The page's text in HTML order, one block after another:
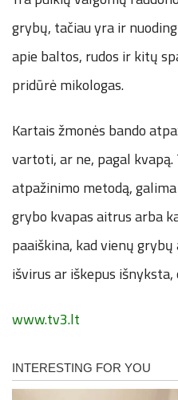
grybų, tačiau yra ir
apie baltos, rudos ir kitų
pridūrė mikologas.
Kartais žmonės bando
vartoti, ar ne, pagal
atpažinimo metodą,
grybo kvapas aitrus arba
paaiškina, kad vienų
išvirus ar iškepus
www.tv3.lt